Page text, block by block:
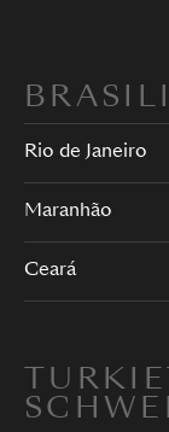
Rio de Janeiro
Maranhão
Ceará